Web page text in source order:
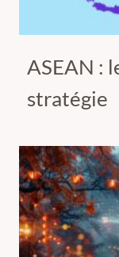
ASEAN :
stratégie